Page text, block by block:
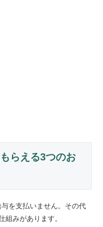
らえる3つのお
を支払いません。その代
組みがあります。